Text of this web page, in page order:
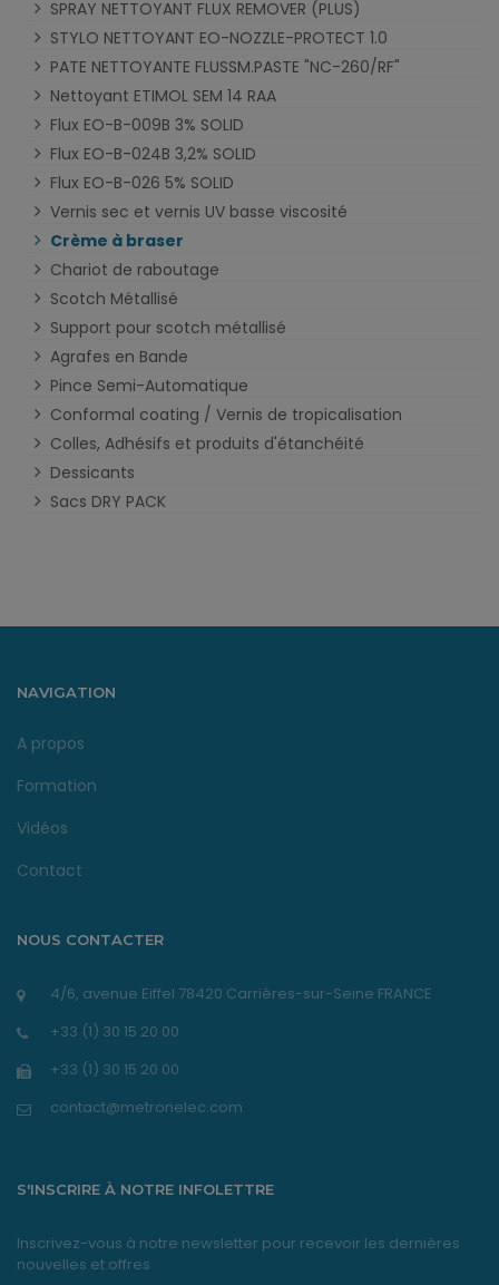
SPRAY NETTOYANT FLUX REMOVER (PLUS)
STYLO NETTOYANT EO-NOZZLE-PROTECT 1.0
PATE NETTOYANTE FLUSSM.PASTE "NC-260/RF"
Nettoyant ETIMOL SEM 14 RAA
Flux EO-B-009B 3% SOLID
Flux EO-B-024B 3,2% SOLID
Flux EO-B-026 5% SOLID
Vernis sec et vernis UV basse viscosité
Crème à braser
Chariot de raboutage
Scotch Métallisé
Support pour scotch métallisé
Agrafes en Bande
Pince Semi-Automatique
Conformal coating / Vernis de tropicalisation
Colles, Adhésifs et produits d'étanchéité
Dessicants
Sacs DRY PACK
NAVIGATION
A propos
Formation
Vidéos
Contact
NOUS CONTACTER
4/6, avenue Eiffel 78420 Carrières-sur-Seine FRANCE
+33 (1) 30 15 20 00
+33 (1) 30 15 20 00
contact@metronelec.com
S'INSCRIRE À NOTRE INFOLETTRE
Inscrivez-vous à notre newsletter pour recevoir les dernières
nouvelles et offres